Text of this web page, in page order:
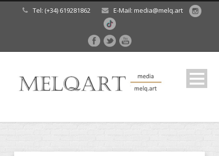
Tel: (+34) 619281862 E-Mail: media@melq.art